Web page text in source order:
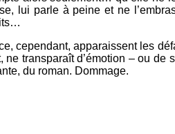
lui parle à peine et ne
cependant, apparaissent les
ne transparaît d’émotion – ou
du roman. Dommage.